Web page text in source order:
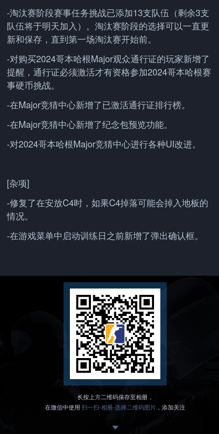
-淘汰赛阶段赛事任务挑战已添加13支队伍（剩余3支
队伍将于明天加入）。淘汰赛阶段的选择可以一直更
新和保存，直到第一场淘汰赛开始前。
-对购买2024哥本哈根Major观众通行证的玩家新增了
提醒，通行证必须激活才有资格参加2024哥本哈根赛
事硬币挑战。
-在Major竞猜中心新增了已激活通行证排行榜。
-在Major竞猜中心新增了纪念包预览功能。
-对2024哥本哈根Major竞猜中心进行各种UI改进。
[杂项]
-修复了在安放C4时，如果C4掉落可能会掉入地板的
情况。
-在游戏菜单中启动训练日之前新增了弹出确认框。
长按上方二维码保存至相册，
在微信中使用扫一扫-相册-选择二维码图片 ，添加关注